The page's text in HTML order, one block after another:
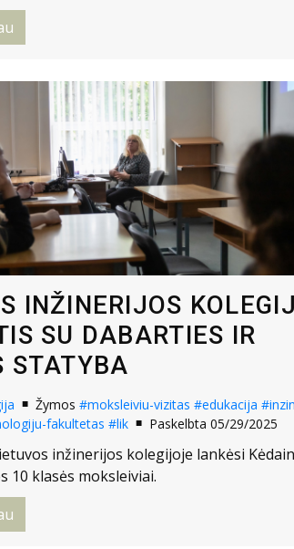
INŽINERIJOS
SU DABARTIES IR
STATYBA
Žymos #moksleiviu-vizitas #edukacija
fakultetas #lik Paskelbta 05/29/2025
inžinerijos kolegijoje lankėsi
10 klasės moksleiviai.